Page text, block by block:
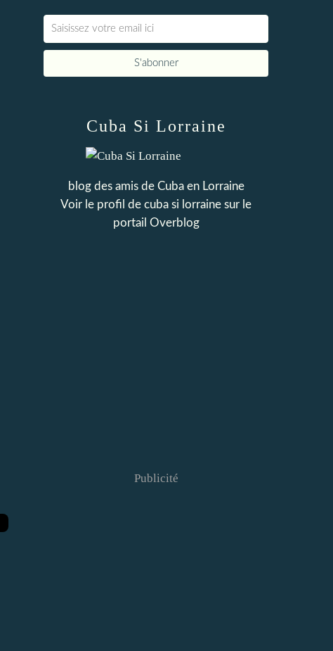
Cuba Si Lorraine
blog des amis de Cuba en Lorraine
Voir le profil de cuba si lorraine sur le
portail Overblog
Publicité